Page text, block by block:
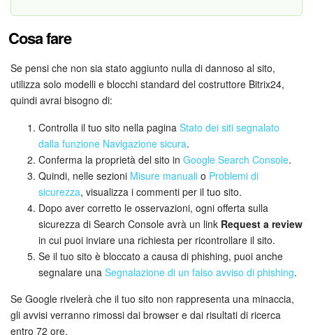
Generatore BI
Siti e store
Online store
Dipendenti
Knowledge base
Firma elettronica
Firma elettronica per HR
Automazione
Flussi di lavoro
Cosa fare
Se pensi che non sia stato aggiunto nulla di dannoso al sito,
utilizza solo modelli e blocchi standard del costruttore Bitrix24,
quindi avrai bisogno di:
Controlla il tuo sito nella pagina Stato dei siti segnalato
dalla funzione Navigazione sicura.
Conferma la proprietà del sito in Google Search Console.
Quindi, nelle sezioni Misure manuali o Problemi di
sicurezza, visualizza i commenti per il tuo sito.
Dopo aver corretto le osservazioni, ogni offerta sulla
sicurezza di Search Console avrà un link Request a review
in cui puoi inviare una richiesta per ricontrollare il sito.
Se il tuo sito è bloccato a causa di phishing, puoi anche
segnalare una Segnalazione di un falso avviso di phishing.
Se Google rivelerà che il tuo sito non rappresenta una minaccia,
gli avvisi verranno rimossi dai browser e dai risultati di ricerca
entro 72 ore.